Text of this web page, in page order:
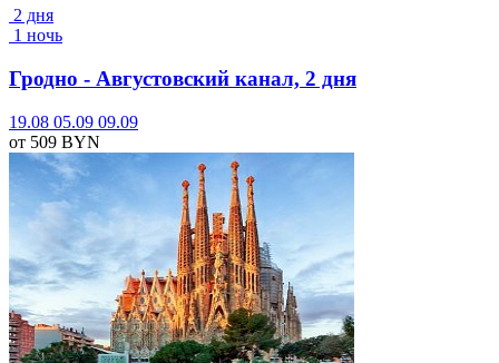
2 дня
1 ночь
Гродно - Августовский канал, 2 дня
19.08 05.09 09.09
от 509 BYN